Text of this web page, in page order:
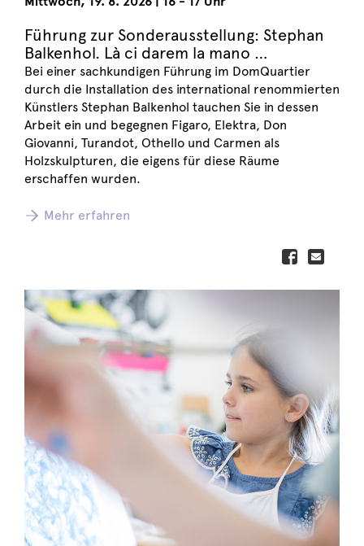
Führung zur Sonderausstellung: Stephan
Balkenhol. Là ci darem la mano …
Bei einer sachkundigen Führung im DomQuartier
durch die Installation des international renommierten
Künstlers Stephan Balkenhol tauchen Sie in dessen
Arbeit ein und begegnen Figaro, Elektra, Don
Giovanni, Turandot, Othello und Carmen als
Holzskulpturen, die eigens für diese Räume
erschaffen wurden.
Mehr erfahren